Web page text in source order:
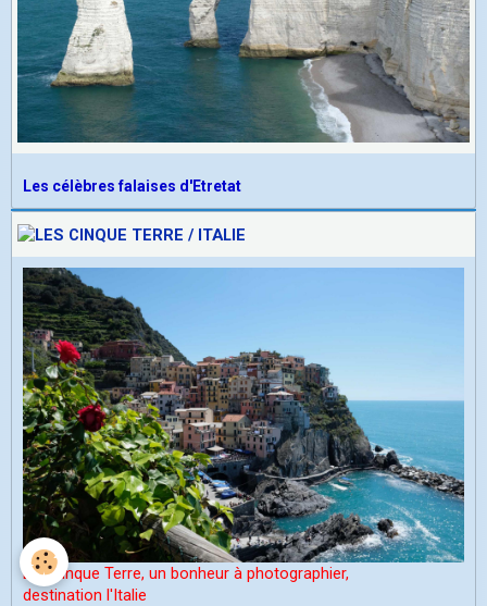
Les célèbres falaises d'Etretat
Les Cinque Terre, un bonheur à photographier,
destination l'Italie